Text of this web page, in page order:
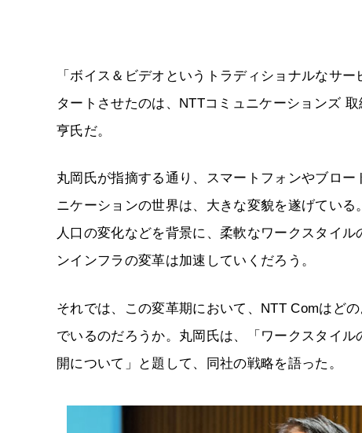
「ボイス＆ビデオというトラディショナルなサ
タートさせたのは、NTTコミュニケーションズ
亨氏だ。
丸岡氏が指摘する通り、スマートフォンやブロ
ニケーションの世界は、大きな変貌を遂げてい
人口の変化などを背景に、柔軟なワークスタイ
ンインフラの変革は加速していくだろう。
それでは、この変革期において、NTT Comはど
でいるのだろうか。丸岡氏は、「ワークスタイ
開について」と題して、同社の戦略を語った。